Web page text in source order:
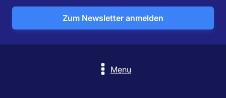
Zum Newsletter anmelden
Menu